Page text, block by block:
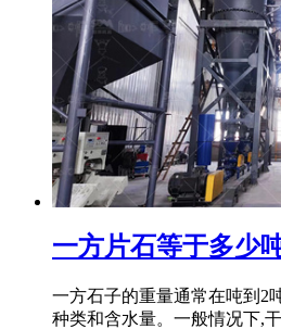
一方片石等于多少
一方石子的重量通常在吨到2
种类和含水量。一般情况下,